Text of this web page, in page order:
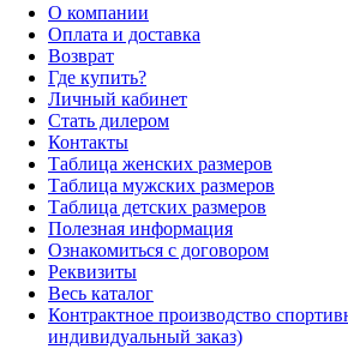
О компании
Оплата и доставка
Возврат
Где купить?
Личный кабинет
Стать дилером
Контакты
Таблица женских размеров
Таблица мужских размеров
Таблица детских размеров
Полезная информация
Ознакомиться с договором
Реквизиты
Весь каталог
Контрактное производство
индивидуальный заказ)